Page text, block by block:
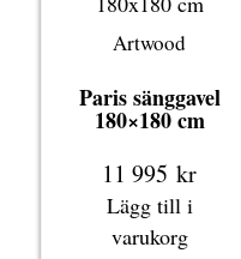
Artwood
Paris sänggavel
180×180 cm
11 995kr
Lägg till i
varukorg